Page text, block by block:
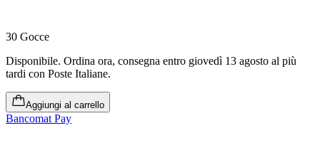
30 Gocce
Disponibile. Ordina ora, consegna entro giovedì 13 agosto al più
tardi con Poste Italiane.
Aggiungi al carrello
Bancomat Pay